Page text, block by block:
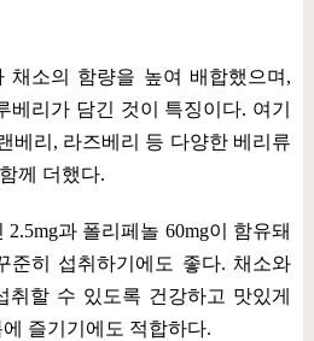
채소의 함량을 높여 배합했으며 ,
베리가 담긴 것이 특징이다. 여기
베리 , 라즈베리 등 다양한 베리류
께 더했다.
2.5mg과 폴리페놀 60mg이 함유돼
준히 섭취하기에도 좋다.채소와
할 수 있도록 건강하고 맛있게
즐기기에도 적합하다.